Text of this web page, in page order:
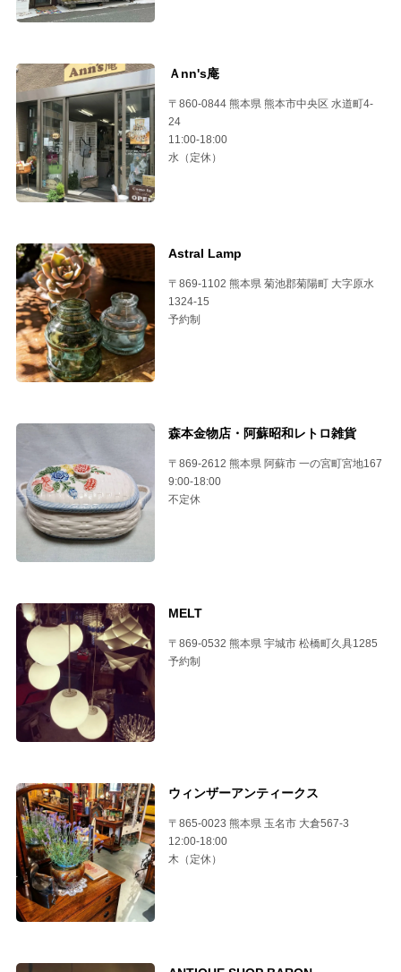
Ａnn's庵
〒860-0844 熊本県 熊本市中央区 水道町4-
24
11:00-18:00
水（定休）
Astral Lamp
〒869-1102 熊本県 菊池郡菊陽町 大字原水
1324-15
予約制
森本金物店・阿蘇昭和レトロ雑貨
〒869-2612 熊本県 阿蘇市 一の宮町宮地167
9:00-18:00
不定休
MELT
〒869-0532 熊本県 宇城市 松橋町久具1285
予約制
ウィンザーアンティークス
〒865-0023 熊本県 玉名市 大倉567-3
12:00-18:00
木（定休）